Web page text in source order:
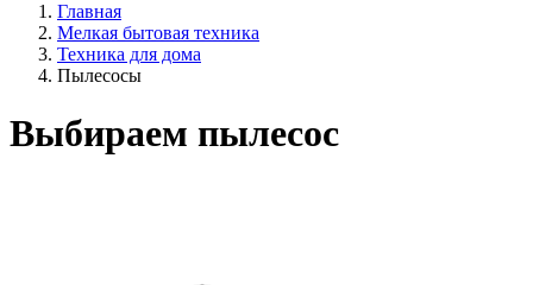
Главная
Мелкая бытовая техника
Техника для дома
Пылесосы
Выбираем пылесос